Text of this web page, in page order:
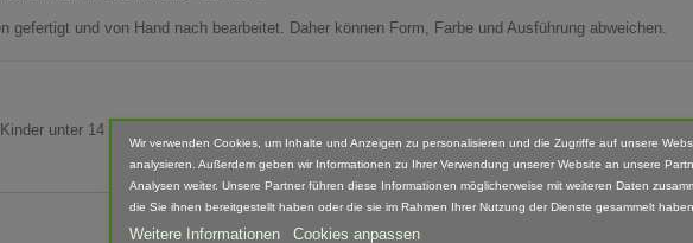
gefertigt und von Hand nach bearbeitet. Daher können Form, Farbe und Ausführung abweichen.
unter 14 Jahren geeignet! Erstickungsgefahr Aufgrund verschluckbarer und spitzer Kleinteile.
Wir verwenden Cookies, um Inhalte und Anzeigen zu personalisieren und die Zugriffe auf unsere
analysieren. Außerdem geben wir Informationen zu Ihrer Verwendung unserer Website an unsere
Analysen weiter. Unsere Partner führen diese Informationen möglicherweise mit weiteren Daten
die Sie ihnen bereitgestellt haben oder die sie im Rahmen Ihrer Nutzung der Dienste gesammelt haben.
Weitere Informationen Cookies anpassen